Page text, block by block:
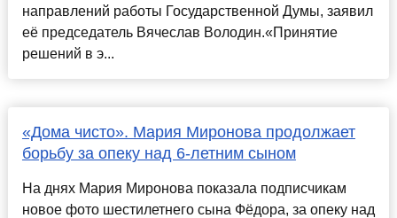
направлений работы Государственной Думы, заявил
её председатель Вячеслав Володин.«Принятие
решений в э...
«Дома чисто». Мария Миронова продолжает
борьбу за опеку над 6-летним сыном
На днях Мария Миронова показала подписчикам
новое фото шестилетнего сына Фёдора, за опеку над